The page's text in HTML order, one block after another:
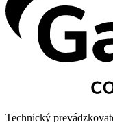
Technický